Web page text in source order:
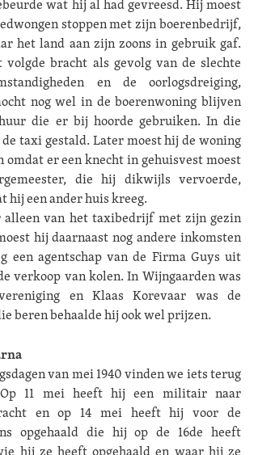
wat hij al had gevreesd. Hij moest
stoppen met zijn boerenbedrijf,
het land aan zijn zoons in gebruik gaf.
bracht als gevolg van de slechte
en de oorlogsdreiging,
nog wel in de boerenwoning blijven
die er bij hoorde gebruiken. In die
taxi gestald. Later moest hij de woning
omdat er een knecht in gehuisvest moest
die hij dikwijls vervoerde,
hij een ander huis kreeg.
alleen van het taxibedrijf met zijn gezin
hij daarnaast nog andere inkomsten
een agentschap van de Firma Guys uit
verkoop van kolen. In Wijngaarden was
en Klaas Korevaar was de
beren behaalde hij ook wel prijzen.
van mei 1940 vinden we iets terug
11 mei heeft hij een militair naar
en op 14 mei heeft hij voor de
opgehaald die hij op de 16de heeft